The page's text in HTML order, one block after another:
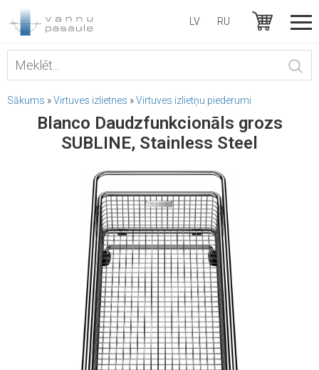
LV RU
Sākums »Virtuves izlietnes »Virtuves izlietņu piederumi
Blanco Daudzfunkcionāls grozs
SUBLINE, Stainless Steel